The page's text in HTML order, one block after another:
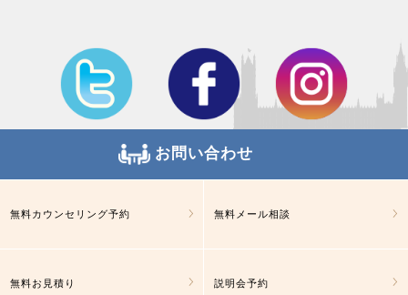
お問い合わせ
無料カウンセリング予約 無料メール相談
無料お見積り 説明会予約